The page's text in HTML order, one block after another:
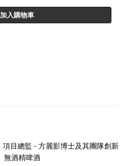
加入購物車
項目總監 - 方麗影博士及其團隊創新
無酒精啤酒